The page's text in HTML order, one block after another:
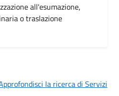
all'esumazione,
o traslazione
la ricerca di Servizi